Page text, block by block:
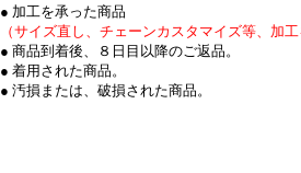
● 加工を承った商品
（サイズ直し、チェーンカスタマイズ等、加工
● 商品到着後、８日目以降のご返品。
● 着用された商品。
● 汚損または、破損された商品。